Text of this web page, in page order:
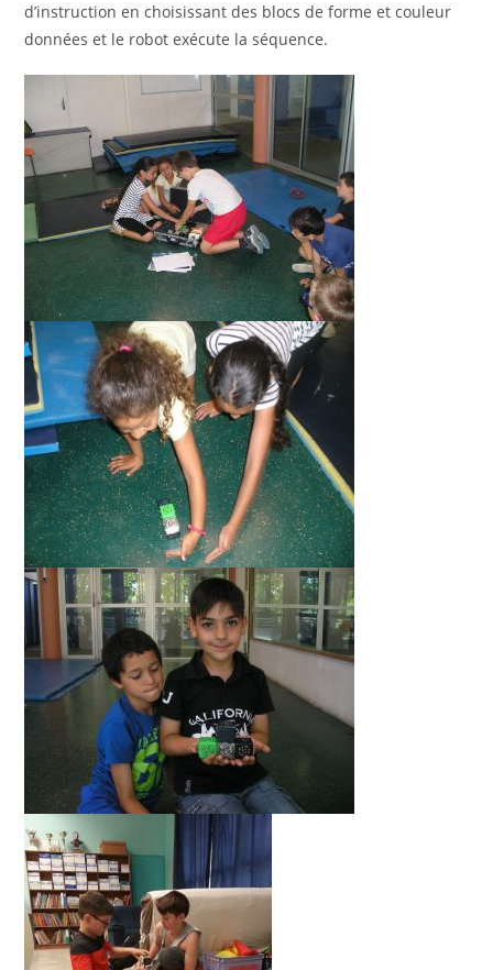
d’instruction en choisissant des blocs de forme et couleur
données et le robot exécute la séquence.